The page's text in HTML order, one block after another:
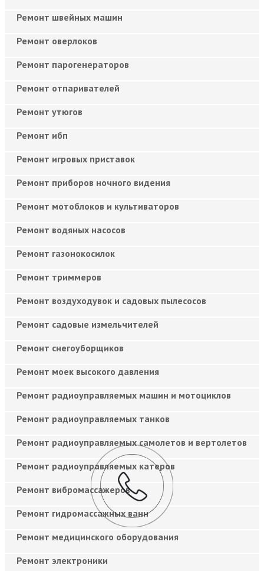
Ремонт швейных машин
Ремонт оверлоков
Ремонт парогенераторов
Ремонт отпаривателей
Ремонт утюгов
Ремонт ибп
Ремонт игровых приставок
Ремонт приборов ночного видения
Ремонт мотоблоков и культиваторов
Ремонт водяных насосов
Ремонт газонокосилок
Ремонт триммеров
Ремонт воздуходувок и садовых пылесосов
Ремонт садовые измельчителей
Ремонт снегоуборщиков
Ремонт моек высокого давления
Ремонт радиоуправляемых машин и мотоциклов
Ремонт радиоуправляемых танков
Ремонт радиоуправляемых самолетов и вертолетов
Ремонт радиоуправляемых катеров
Ремонт вибромассажеров
Ремонт гидромассажных ванн
Ремонт медицинского оборудования
Ремонт электроники